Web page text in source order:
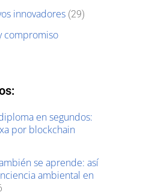
innovadores (29)
compromiso
en segundos:
por blockchain
se aprende: así
ambiental en